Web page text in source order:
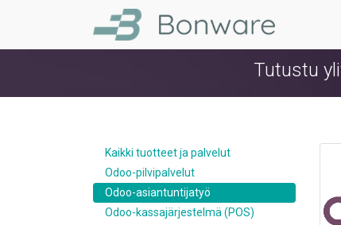
Tutustu
Kaikki tuotteet ja palvelut
Odoo-pilvipalvelut
Odoo-asiantuntijatyö
Odoo-kassajärjestelmä (POS)